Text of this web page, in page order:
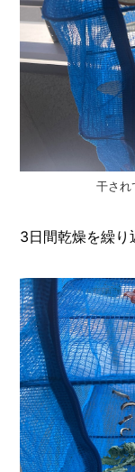
干され
3日間乾燥を繰